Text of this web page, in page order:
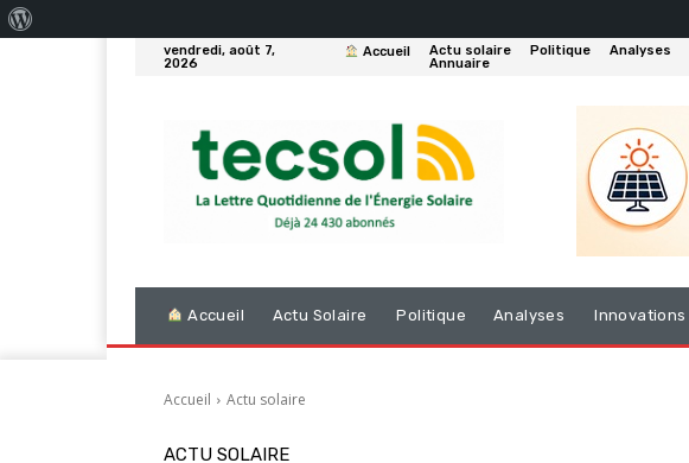
vendredi, août 7,
2026
Accueil Actu solaire Politique Analyses
Annuaire
Accueil Actu Solaire Politique Analyses Innovations
Accueil Actu solaire
ACTU SOLAIRE